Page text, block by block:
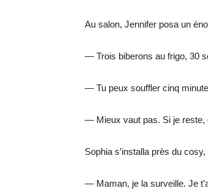
Au salon, Jennifer posa un
— Trois biberons au frigo, 30
— Tu peux souffler cinq
— Mieux vaut pas. Si je reste,
Sophia s’installa près du
— Maman, je la surveille. Je